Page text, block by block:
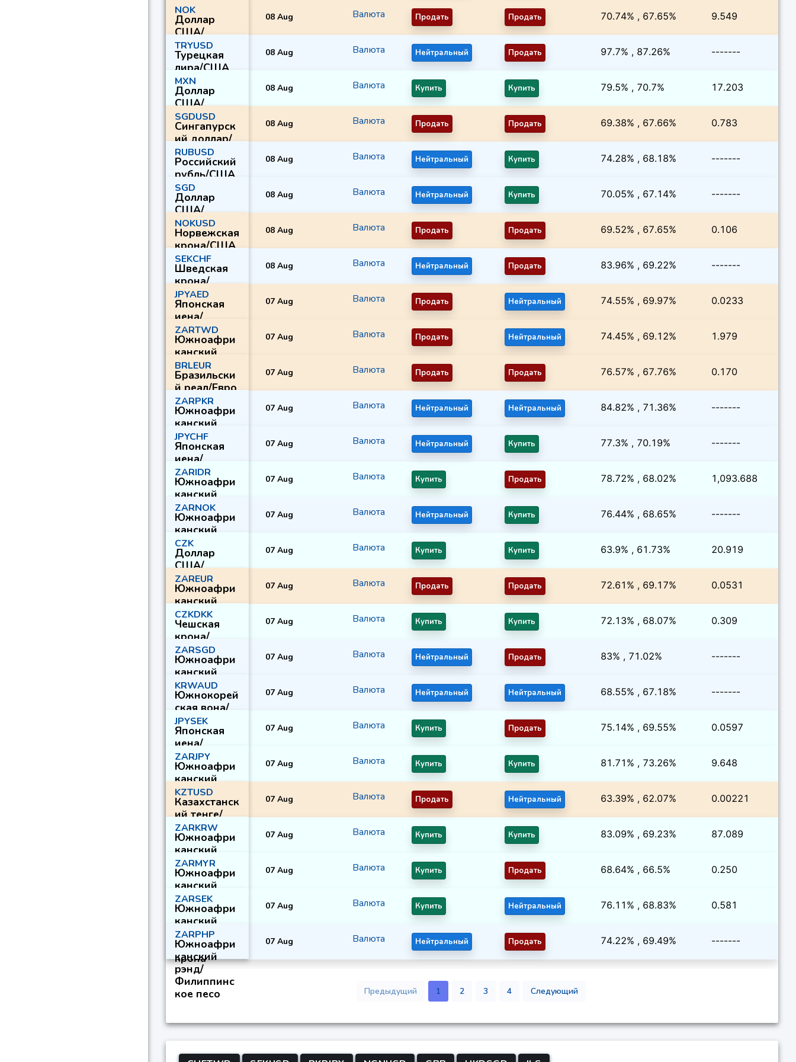
Турецкая
лира
NOK
Доллар
США/
Норвежская
крона
08 Aug Валюта Продать Продать 70.74% , 67.65% 9.549
TRYUSD
Турецкая
лира/США
Доллар
08 Aug Валюта Нейтральный Продать 97.7% , 87.26% -------
MXN
Доллар
США/
Мексиканск
ое песо
08 Aug Валюта Купить Купить 79.5% , 70.7% 17.203
SGDUSD
Сингапурск
ий доллар/
США
Доллар
08 Aug Валюта Продать Продать 69.38% , 67.66% 0.783
RUBUSD
Российский
рубль/США
Доллар
08 Aug Валюта Нейтральный Купить 74.28% , 68.18% -------
SGD
Доллар
США/
Сингапурск
ий доллар
08 Aug Валюта Нейтральный Купить 70.05% , 67.14% -------
NOKUSD
Норвежская
крона/США
Доллар
08 Aug Валюта Продать Продать 69.52% , 67.65% 0.106
SEKCHF
Шведская
крона/
Швейцарск
ий франк
08 Aug Валюта Нейтральный Продать 83.96% , 69.22% -------
JPYAED
Японская
иена/
Дирхам
ОАЭ
07 Aug Валюта Продать Нейтральный 74.55% , 69.97% 0.0233
ZARTWD
Южноафри
канский
рэнд/Новый
тайваньски
й доллар
07 Aug Валюта Продать Нейтральный 74.45% , 69.12% 1.979
BRLEUR
Бразильски
й реал/Евро
07 Aug Валюта Продать Продать 76.57% , 67.76% 0.170
ZARPKR
Южноафри
канский
рэнд/
Пакистанск
ая рупия
07 Aug Валюта Нейтральный Нейтральный 84.82% , 71.36% -------
JPYCHF
Японская
иена/
Швейцарск
ий франк
07 Aug Валюта Нейтральный Купить 77.3% , 70.19% -------
ZARIDR
Южноафри
канский
рэнд/
Индонезийс
кая рупия
07 Aug Валюта Купить Продать 78.72% , 68.02% 1,093.688
ZARNOK
Южноафри
канский
рэнд/
Норвежская
крона
07 Aug Валюта Нейтральный Купить 76.44% , 68.65% -------
CZK
Доллар
США/
Чешская
крона
07 Aug Валюта Купить Купить 63.9% , 61.73% 20.919
ZAREUR
Южноафри
канский
рэнд/Евро
07 Aug Валюта Продать Продать 72.61% , 69.17% 0.0531
CZKDKK
Чешская
крона/
Датская
крона
07 Aug Валюта Купить Купить 72.13% , 68.07% 0.309
ZARSGD
Южноафри
канский
рэнд/
Сингапурск
ий доллар
07 Aug Валюта Нейтральный Продать 83% , 71.02% -------
KRWAUD
Южнокорей
ская вона/
Австралийс
кий доллар
07 Aug Валюта Нейтральный Нейтральный 68.55% , 67.18% -------
JPYSEK
Японская
иена/
Шведская
крона
07 Aug Валюта Купить Продать 75.14% , 69.55% 0.0597
ZARJPY
Южноафри
канский
рэнд/
Японская
иена
07 Aug Валюта Купить Купить 81.71% , 73.26% 9.648
KZTUSD
Казахстанск
ий тенге/
США.
Доллар
07 Aug Валюта Продать Нейтральный 63.39% , 62.07% 0.00221
ZARKRW
Южноафри
канский
рэнд/
Южнокорей
ская вона
07 Aug Валюта Купить Купить 83.09% , 69.23% 87.089
ZARMYR
Южноафри
канский
рэнд/
Малайзийск
ий ринггит
07 Aug Валюта Купить Продать 68.64% , 66.5% 0.250
ZARSEK
Южноафри
канский
рэнд/
Шведская
крона
07 Aug Валюта Купить Нейтральный 76.11% , 68.83% 0.581
ZARPHP
Южноафри
канский
рэнд/
Филиппинс
кое песо
07 Aug Валюта Нейтральный Продать 74.22% , 69.49% -------
Предыдущий 1 2 3 4 Следующий